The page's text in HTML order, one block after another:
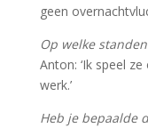
geen
Op welke
Anton: ‘Ik speel
werk.’
Heb je bepaalde